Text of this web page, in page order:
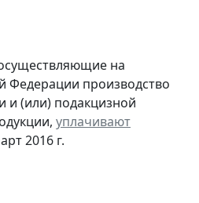
на
Федерации производство
и (или) подакцизной
уплачивают
2016 г.